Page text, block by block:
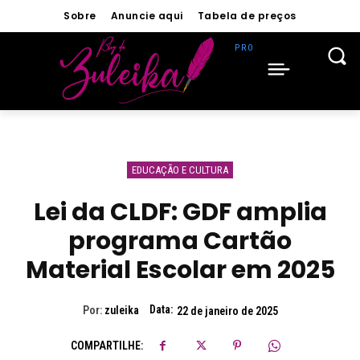
Sobre Anuncie aqui Tabela de preços
EDUCAÇÃO E CULTURA
Lei da CLDF: GDF amplia
programa Cartão
Material Escolar em 2025
Por: zuleika Data: 22 de janeiro de 2025
COMPARTILHE: